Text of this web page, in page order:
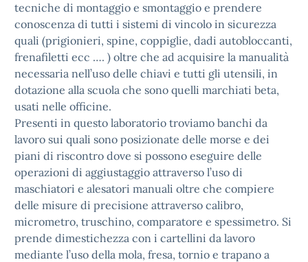
tecniche di montaggio e smontaggio e prendere
conoscenza di tutti i sistemi di vincolo in sicurezza
quali (prigionieri, spine, coppiglie, dadi autobloccanti,
frenafiletti ecc …. ) oltre che ad acquisire la manualità
necessaria nell’uso delle chiavi e tutti gli utensili, in
dotazione alla scuola che sono quelli marchiati beta,
usati nelle officine.
Presenti in questo laboratorio troviamo banchi da
lavoro sui quali sono posizionate delle morse e dei
piani di riscontro dove si possono eseguire delle
operazioni di aggiustaggio attraverso l’uso di
maschiatori e alesatori manuali oltre che compiere
delle misure di precisione attraverso calibro,
micrometro, truschino, comparatore e spessimetro. Si
prende dimestichezza con i cartellini da lavoro
mediante l’uso della mola, fresa, tornio e trapano a